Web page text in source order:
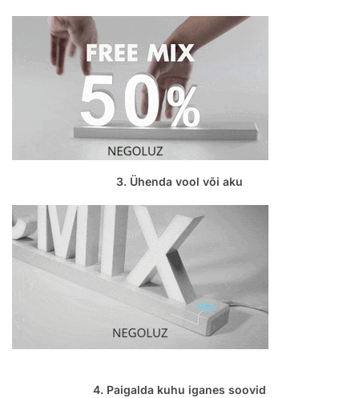
3. Ühenda vool või aku
4. Paigalda kuhu iganes soovid